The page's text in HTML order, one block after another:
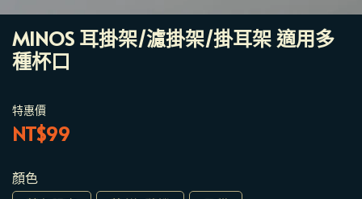
MINOS 耳掛架/濾掛架/掛耳架 適用多
種杯口
特惠價
NT$99
顏色